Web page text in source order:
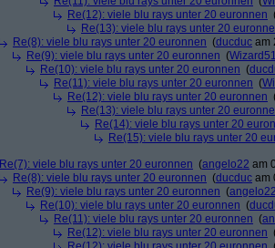
Re(12): viele blu rays unter 20 euronnen
Re(13): viele blu rays unter 20
Re(8): viele blu rays unter 20 euronnen (ducduc am
Re(9): viele blu rays unter 20 euronnen (
Re(10): viele blu rays unter 20 euronnen (
Re(11): viele blu rays unter 20 euronnen (
Re(12): viele blu rays unter 20 euronnen
Re(13): viele blu rays unter 20
Re(14): viele blu rays unter 20
Re(15): viele blu rays unter 20
Re(7): viele blu rays unter 20 euronnen (angelo22 am
Re(8): viele blu rays unter 20 euronnen (ducduc am
Re(9): viele blu rays unter 20 euronnen (
Re(10): viele blu rays unter 20 euronnen (
Re(11): viele blu rays unter 20 euronnen (
Re(12): viele blu rays unter 20 euronnen